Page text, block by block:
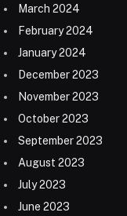
March 2024
February 2024
January 2024
December 2023
November 2023
October 2023
September 2023
August 2023
July 2023
June 2023